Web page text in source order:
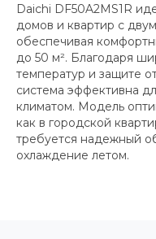
Daichi DF50A2MS1R
домов и квартир с
обеспечивая
до 50 м². Благодаря
температур и защите
система эффективна
климатом. Модель
как в городской
требуется надежный
охлаждение летом.